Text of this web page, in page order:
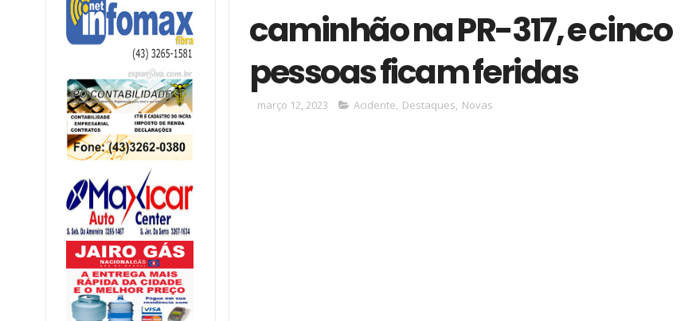
caminhão na PR-317, e cinco
pessoas ficam feridas
março 12, 2023 Acidente, Destaques, Novas